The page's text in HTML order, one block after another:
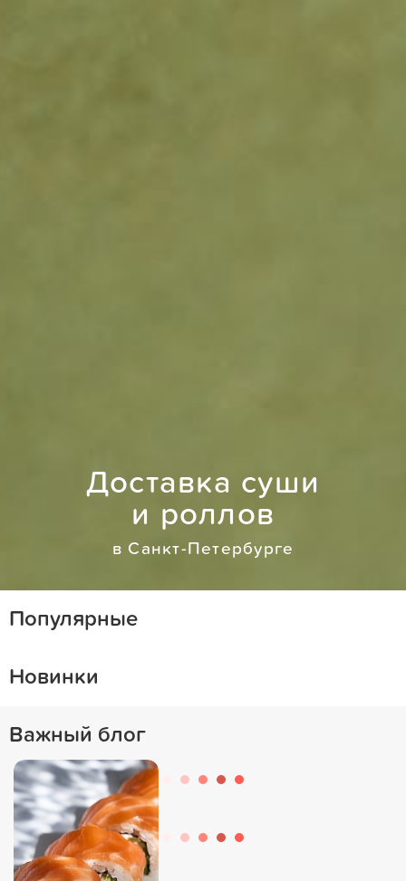
Доставка суши
и роллов
в Санкт-Петербурге
Популярные
Новинки
Важный блог